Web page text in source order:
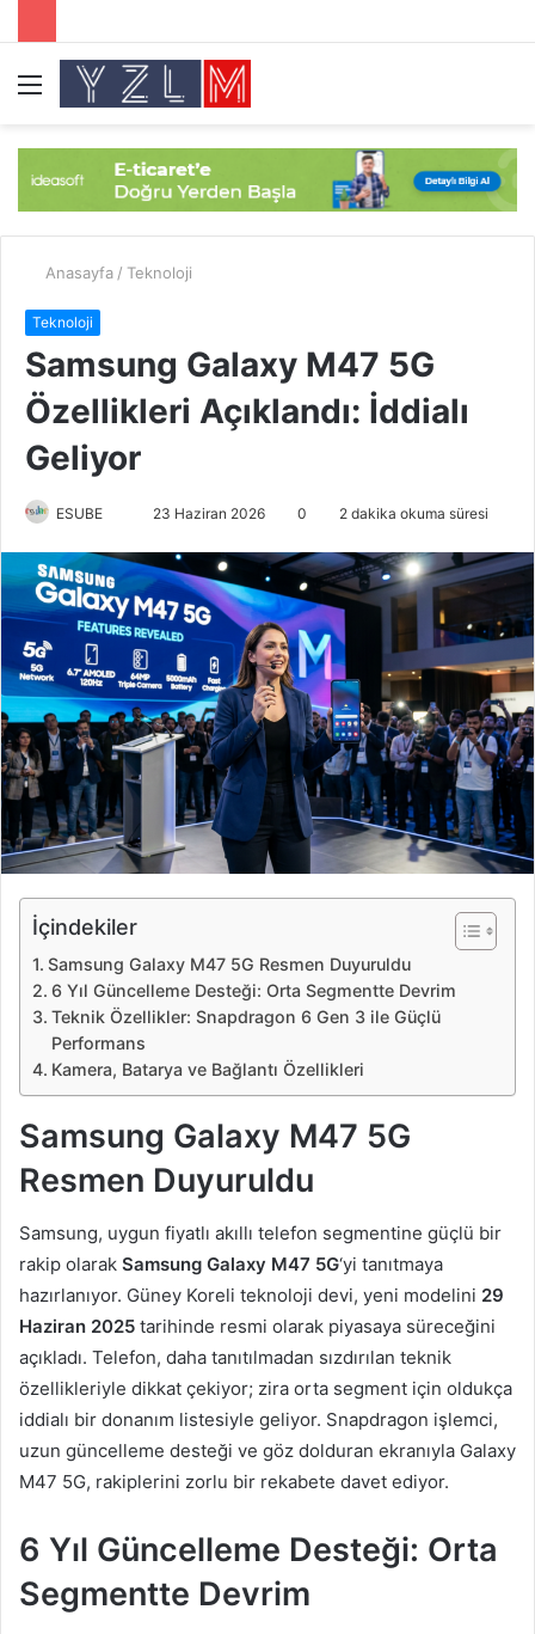
Menü
Anasayfa / Teknoloji
Teknoloji
Samsung Galaxy M47 5G
Özellikleri Açıklandı: İddialı
Geliyor
ESUBE
r
e
-
o
s
t
a
ö
n
m
e
23 Haziran 2026 0 2 dakika okuma süresi
İçindekiler
Samsung Galaxy M47 5G Resmen Duyuruldu
6 Yıl Güncelleme Desteği: Orta Segmentte Devrim
Teknik Özellikler: Snapdragon 6 Gen 3 ile Güçlü
Performans
Kamera, Batarya ve Bağlantı Özellikleri
Samsung Galaxy M47 5G
Resmen Duyuruldu
Samsung, uygun fiyatlı akıllı telefon segmentine güçlü bir
rakip olarak Samsung Galaxy M47 5G‘yi tanıtmaya
hazırlanıyor. Güney Koreli teknoloji devi, yeni modelini 29
Haziran 2025 tarihinde resmi olarak piyasaya süreceğini
açıkladı. Telefon, daha tanıtılmadan sızdırılan teknik
özellikleriyle dikkat çekiyor; zira orta segment için oldukça
iddialı bir donanım listesiyle geliyor. Snapdragon işlemci,
uzun güncelleme desteği ve göz dolduran ekranıyla Galaxy
M47 5G, rakiplerini zorlu bir rekabete davet ediyor.
6 Yıl Güncelleme Desteği: Orta
Segmentte Devrim